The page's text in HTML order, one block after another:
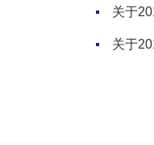
关于
关于